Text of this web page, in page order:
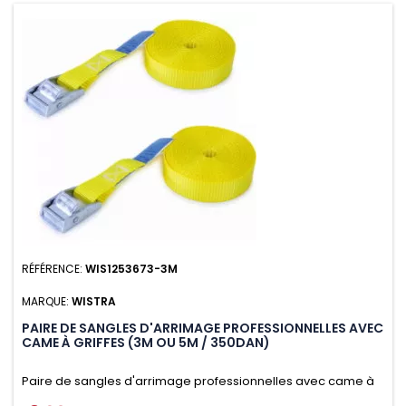
RÉFÉRENCE: WIS1253673-3M
MARQUE: WISTRA
PAIRE DE SANGLES D'ARRIMAGE PROFESSIONNELLES AVEC
CAME À GRIFFES (3M OU 5M / 350DAN)
Paire de sangles d'arrimage professionnelles avec came à